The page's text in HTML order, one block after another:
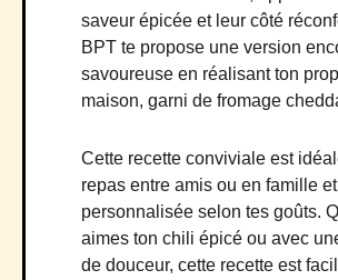
saveur épicée et leur côté
BPT te propose une version
savoureuse en réalisant ton
maison, garni de fromage
Cette recette conviviale est
repas entre amis ou en famille
personnalisée selon tes goûts.
aimes ton chili épicé ou avec
de douceur, cette recette est